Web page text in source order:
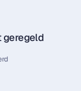
geregeld